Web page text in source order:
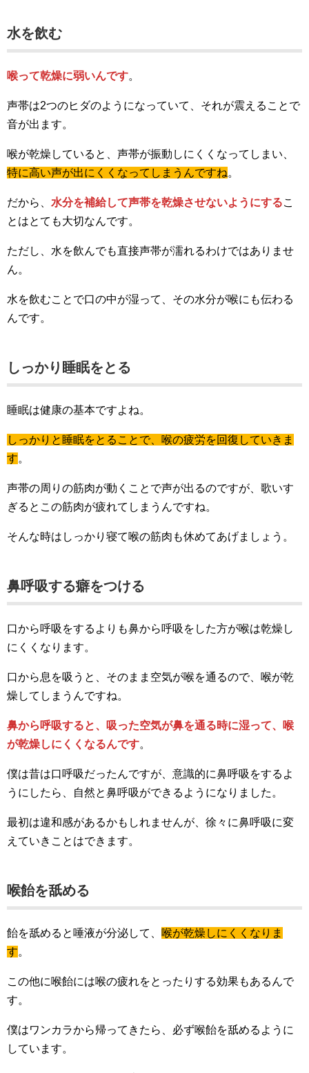
水を飲む
喉って乾燥に弱いんです。
声帯は2つのヒダのようになっていて、それが震えることで
音が出ます。
喉が乾燥していると、声帯が振動しにくくなってしまい、
特に高い声が出にくくなってしまうんですね。
だから、 水分を補給して声帯を乾燥させないようにするこ
とはとても大切なんです。
ただし、水を飲んでも直接声帯が濡れるわけではありませ
ん。
水を飲むことで口の中が湿って、その水分が喉にも伝わる
んです。
しっかり睡眠をとる
睡眠は健康の基本ですよね。
しっかりと睡眠をとることで、喉の疲労を回復していきま
す。
声帯の周りの筋肉が動くことで声が出るのですが、歌いす
ぎるとこの筋肉が疲れてしまうんですね。
そんな時はしっかり寝て喉の筋肉も休めてあげましょう。
鼻呼吸する癖をつける
口から呼吸をするよりも鼻から呼吸をした方が喉は乾燥し
にくくなります。
口から息を吸うと、そのまま空気が喉を通るので、喉が乾
燥してしまうんですね。
鼻から呼吸すると、吸った空気が鼻を通る時に湿って、喉
が乾燥しにくくなるんです。
僕は昔は口呼吸だったんですが、意識的に鼻呼吸をするよ
うにしたら、自然と鼻呼吸ができるようになりました。
最初は違和感があるかもしれませんが、徐々に鼻呼吸に変
えていきことはできます。
喉飴を舐める
飴を舐めると唾液が分泌して、 喉が乾燥しにくくなりま
す。
この他に喉飴には喉の疲れをとったりする効果もあるんで
す。
僕はワンカラから帰ってきたら、必ず喉飴を舐めるように
しています。